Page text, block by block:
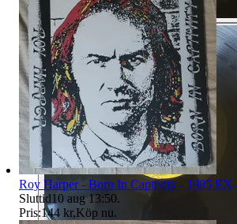
Roy Harper - Born In Captivity - 1985 EX-
Sluttid10 aug 13:50.
Pris:144 kr,Köp nu.